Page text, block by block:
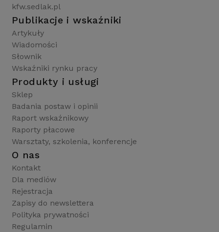
kfw.sedlak.pl
Publikacje i wskaźniki
Artykuły
Wiadomości
Słownik
Wskaźniki rynku pracy
Produkty i usługi
Sklep
Badania postaw i opinii
Raport wskaźnikowy
Raporty płacowe
Warsztaty, szkolenia, konferencje
O nas
Kontakt
Dla mediów
Rejestracja
Zapisy do newslettera
Polityka prywatności
Regulamin